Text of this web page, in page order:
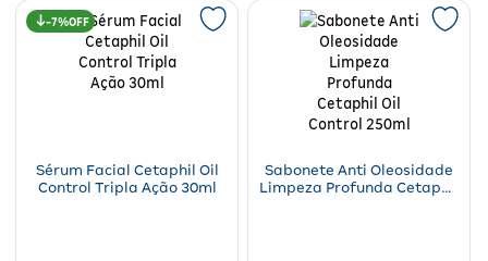
7%
Sérum Facial Cetaphil Oil
Control Tripla Ação 30ml
Sabonete Anti Oleosidade
Limpeza Profunda Cetaphil